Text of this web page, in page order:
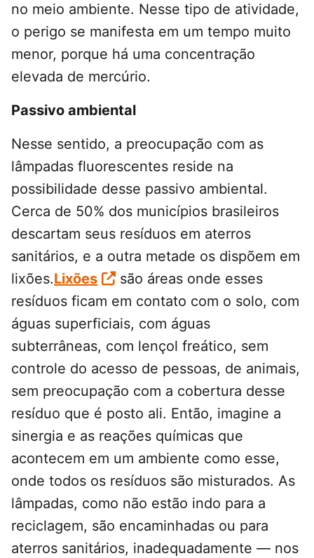
no meio ambiente. Nesse tipo de atividade,
o perigo se manifesta em um tempo muito
menor, porque há uma concentração
elevada de mercúrio.
Passivo ambiental
Nesse sentido, a preocupação com as
lâmpadas fluorescentes reside na
possibilidade desse passivo ambiental.
Cerca de 50% dos municípios brasileiros
descartam seus resíduos em aterros
sanitários, e a outra metade os dispõem em
lixões.Lixões
são áreas onde esses
resíduos ficam em contato com o solo, com
águas superficiais, com águas
subterrâneas, com lençol freático, sem
controle do acesso de pessoas, de animais,
sem preocupação com a cobertura desse
resíduo que é posto ali. Então, imagine a
sinergia e as reações químicas que
acontecem em um ambiente como esse,
onde todos os resíduos são misturados. As
lâmpadas, como não estão indo para a
reciclagem, são encaminhadas ou para
aterros sanitários, inadequadamente — nos